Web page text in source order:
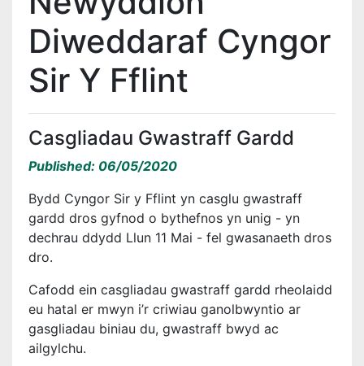
Diweddaraf Cyngor
Sir Y Fflint
Casgliadau Gwastraff Gardd
Published: 06/05/2020
Bydd Cyngor Sir y Fflint yn casglu gwastraff
gardd dros gyfnod o bythefnos yn unig - yn
dechrau ddydd Llun 11 Mai - fel gwasanaeth dros
dro.
Cafodd ein casgliadau gwastraff gardd rheolaidd
eu hatal er mwyn i’r criwiau ganolbwyntio ar
gasgliadau biniau du, gwastraff bwyd ac
ailgylchu.